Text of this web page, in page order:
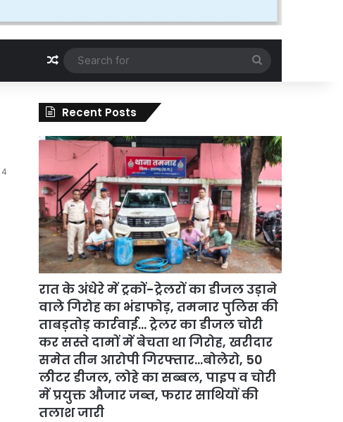
Random Article
for
4
Recent Posts
रात के अंधेरे में ट्रकों-ट्रेलरों का डीजल उड़ाने
वाले गिरोह का भंडाफोड़, तमनार पुलिस की
ताबड़तोड़ कार्रवाई… ट्रेलर का डीजल चोरी
कर सस्ते दामों में बेचता था गिरोह, खरीदार
समेत तीन आरोपी गिरफ्तार…बोलेरो, 50
लीटर डीजल, लोहे का सब्बल, पाइप व चोरी
में प्रयुक्त औजार जब्त, फरार साथियों की
तलाश जारी